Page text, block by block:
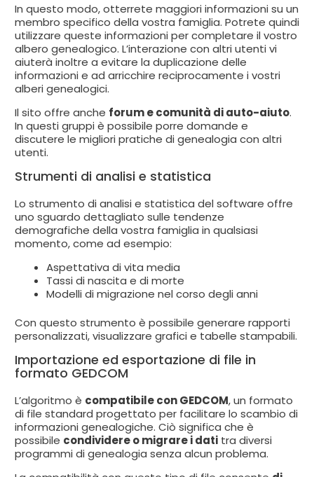
In questo modo, otterrete maggiori informazioni su un
membro specifico della vostra famiglia. Potrete quindi
utilizzare queste informazioni per completare il vostro
albero genealogico. L’interazione con altri utenti vi
aiuterà inoltre a evitare la duplicazione delle
informazioni e ad arricchire reciprocamente i vostri
alberi genealogici.
Il sito offre anche forum e comunità di auto-aiuto.
In questi gruppi è possibile porre domande e
discutere le migliori pratiche di genealogia con altri
utenti.
Strumenti di analisi e statistica
Lo strumento di analisi e statistica del software offre
uno sguardo dettagliato sulle tendenze
demografiche della vostra famiglia in qualsiasi
momento, come ad esempio:
Aspettativa di vita media
Tassi di nascita e di morte
Modelli di migrazione nel corso degli anni
Con questo strumento è possibile generare rapporti
personalizzati, visualizzare grafici e tabelle stampabili.
Importazione ed esportazione di file in
formato GEDCOM
L’algoritmo è compatibile con GEDCOM, un formato
di file standard progettato per facilitare lo scambio di
informazioni genealogiche. Ciò significa che è
possibile condividere o migrare i dati tra diversi
programmi di genealogia senza alcun problema.